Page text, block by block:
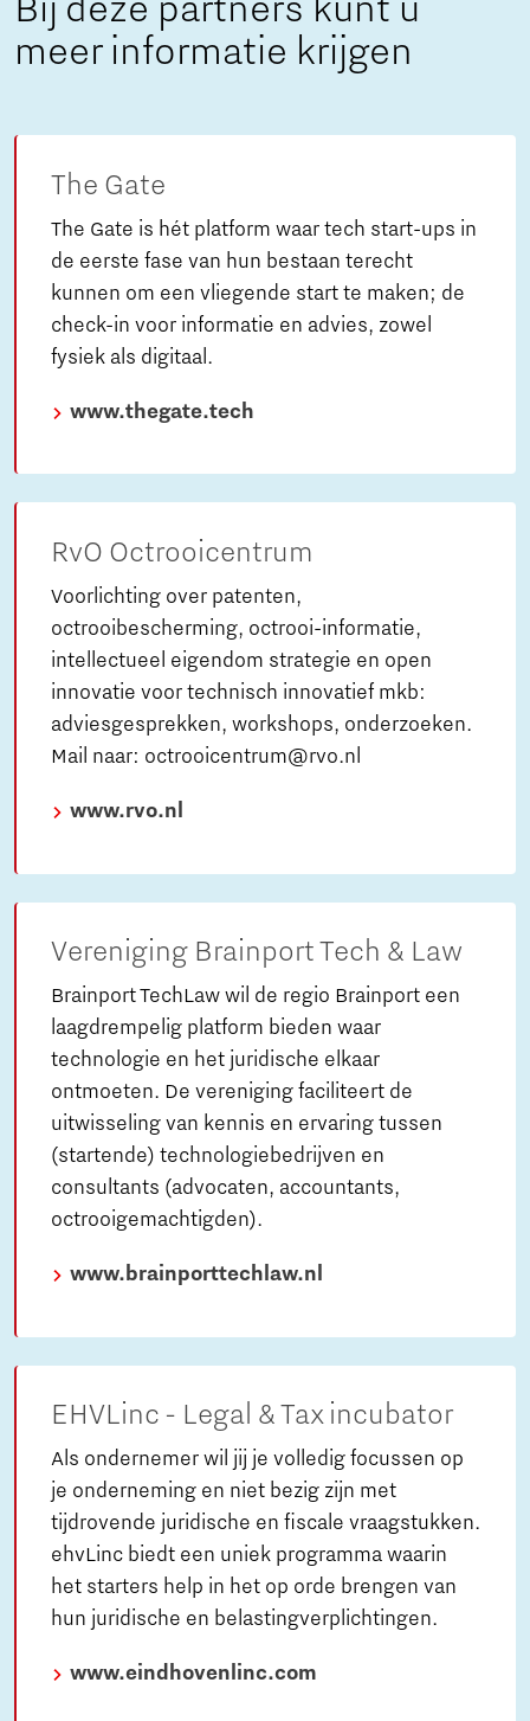
Bij deze partners kunt u
meer informatie krijgen
The Gate
The Gate is hét platform waar tech start-ups in
de eerste fase van hun bestaan terecht
kunnen om een vliegende start te maken; de
check-in voor informatie en advies, zowel
fysiek als digitaal.
www.thegate.tech
RvO Octrooicentrum
Voorlichting over patenten,
octrooibescherming, octrooi-informatie,
intellectueel eigendom strategie en open
innovatie voor technisch innovatief mkb:
adviesgesprekken, workshops, onderzoeken.
Mail naar: octrooicentrum@rvo.nl
www.rvo.nl
Vereniging Brainport Tech & Law
Brainport TechLaw wil de regio Brainport een
laagdrempelig platform bieden waar
technologie en het juridische elkaar
ontmoeten. De vereniging faciliteert de
uitwisseling van kennis en ervaring tussen
(startende) technologiebedrijven en
consultants (advocaten, accountants,
octrooigemachtigden).
www.brainporttechlaw.nl
EHVLinc - Legal & Tax incubator
Als ondernemer wil jij je volledig focussen op
je onderneming en niet bezig zijn met
tijdrovende juridische en fiscale vraagstukken.
ehvLinc biedt een uniek programma waarin
het starters help in het op orde brengen van
hun juridische en belastingverplichtingen.
www.eindhovenlinc.com